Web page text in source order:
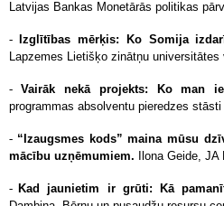
Latvijas Bankas Monetārās politikas
- Izglītības mērķis: Ko Somija
Lapzemes Lietišķo zinātņu
- Vairāk nekā projekts: Ko man
programmas absolventu pieredzes
- “Izaugsmes kods” maina mūsu
mācību uzņēmumiem.
Ilona Geide,
- Kad jaunietim ir grūti: Kā